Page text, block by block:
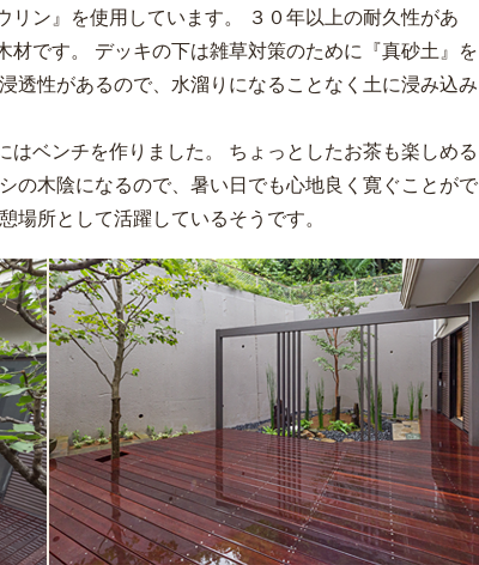
ン』を使用しています。 ３０年以上の耐久性があ
です。 デッキの下は雑草対策のために『真砂土』を
透性があるので、水溜りになることなく土に浸み込み
ベンチを作りました。 ちょっとしたお茶も楽しめる
の木陰になるので、暑い日でも心地良く寛ぐことがで
所として活躍しているそうです。